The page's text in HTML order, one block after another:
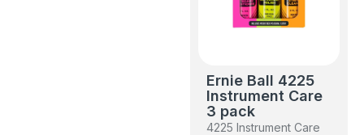
Ernie Ball 4225
Instrument Care
3 pack
4225 Instrument Care